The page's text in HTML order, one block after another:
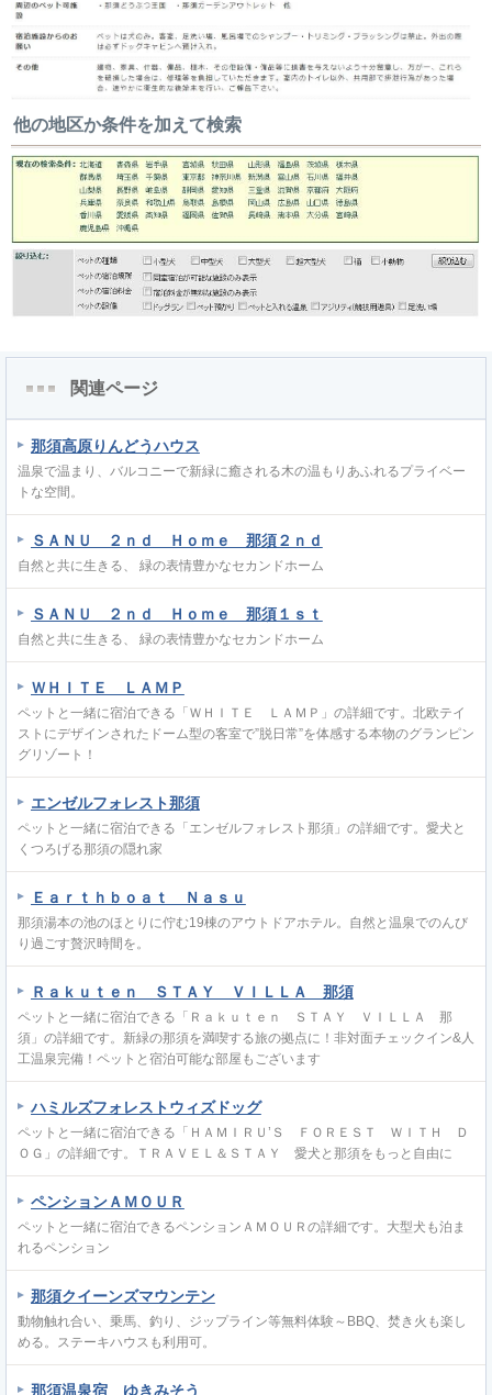
他の地区か条件を加えて検索
関連ページ
那須高原りんどうハウス
温泉で温まり、バルコニーで新緑に癒される木の温もりあふれるプライベー
トな空間。
ＳＡＮＵ ２ｎｄ Ｈｏｍｅ 那須２ｎｄ
自然と共に生きる、 緑の表情豊かなセカンドホーム
ＳＡＮＵ ２ｎｄ Ｈｏｍｅ 那須１ｓｔ
自然と共に生きる、 緑の表情豊かなセカンドホーム
ＷＨＩＴＥ ＬＡＭＰ
ペットと一緒に宿泊できる「ＷＨＩＴＥ ＬＡＭＰ」の詳細です。北欧テイ
ストにデザインされたドーム型の客室で”脱日常”を体感する本物のグランピン
グリゾート！
エンゼルフォレスト那須
ペットと一緒に宿泊できる「エンゼルフォレスト那須」の詳細です。愛犬と
くつろげる那須の隠れ家
Ｅａｒｔｈｂｏａｔ Ｎａｓｕ
那須湯本の池のほとりに佇む19棟のアウトドアホテル。自然と温泉でのんび
り過ごす贅沢時間を。
Ｒａｋｕｔｅｎ ＳＴＡＹ ＶＩＬＬＡ 那須
ペットと一緒に宿泊できる「Ｒａｋｕｔｅｎ ＳＴＡＹ ＶＩＬＬＡ 那
須」の詳細です。新緑の那須を満喫する旅の拠点に！非対面チェックイン&人
工温泉完備！ペットと宿泊可能な部屋もございます
ハミルズフォレストウィズドッグ
ペットと一緒に宿泊できる「ＨＡＭＩＲＵ’Ｓ ＦＯＲＥＳＴ ＷＩＴＨ Ｄ
ＯＧ」の詳細です。ＴＲＡＶＥＬ＆ＳＴＡＹ 愛犬と那須をもっと自由に
ペンションＡＭＯＵＲ
ペットと一緒に宿泊できるペンションＡＭＯＵＲの詳細です。大型犬も泊ま
れるペンション
那須クイーンズマウンテン
動物触れ合い、乗馬、釣り、ジップライン等無料体験～BBQ、焚き火も楽し
める。ステーキハウスも利用可。
那須温泉宿 ゆきみそう